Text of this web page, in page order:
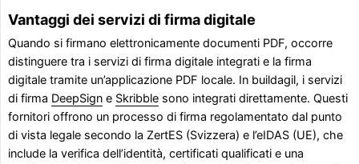
Vantaggi dei servizi di firma digitale
Quando si firmano elettronicamente documenti PDF, occorre
distinguere tra i servizi di firma digitale integrati e la firma
digitale tramite un’applicazione PDF locale. In buildagil, i servizi
di firma DeepSign e Skribble sono integrati direttamente. Questi
fornitori offrono un processo di firma regolamentato dal punto
di vista legale secondo la ZertES (Svizzera) e l’eIDAS (UE), che
include la verifica dell’identità, certificati qualificati e una